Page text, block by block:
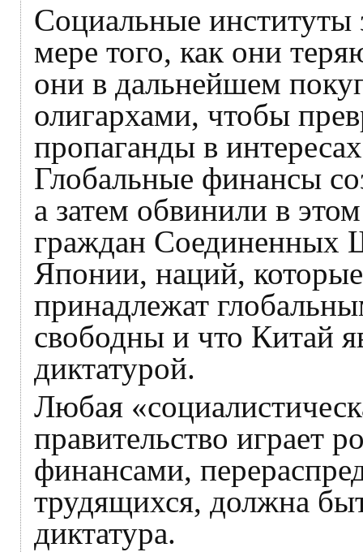
Социальные институты
мере того, как они
они в дальнейшем
олигархами, чтобы
пропаганды в
Глобальные финансы
а затем обвинили в
граждан Соединенных
Японии, наций,
принадлежат
свободны и что Китай
диктатурой.
Любая
правительство играет
финансами,
трудящихся, должна
диктатура.